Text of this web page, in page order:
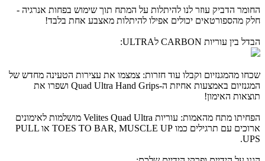
החומר הדביק עוזר לנו להיתלות על המתח תוך שימוש בפחות אנרגיה -
חלק מהספורטאים יכולים אפילו להיתלות מאצבע אחת בלבד!
הבדל בין עוריות CARBON לULTRA:
שכחו מהמגנזיום וקבלו עוד חזרות: צמצמו את עצירות הטעינה מחדש של
המגנזיום באמצעות אחיזת ה-Quad Ultra Hand Grips ושפרו את
תוצאות האימון!
הפחיתו מתח מהאמות: עוריות Velites Quad Ultra מושלמות לאימונים
ארוכים עם תרגילים כמו TOES TO BAR, MUSCLE UP או PULL
UPS.